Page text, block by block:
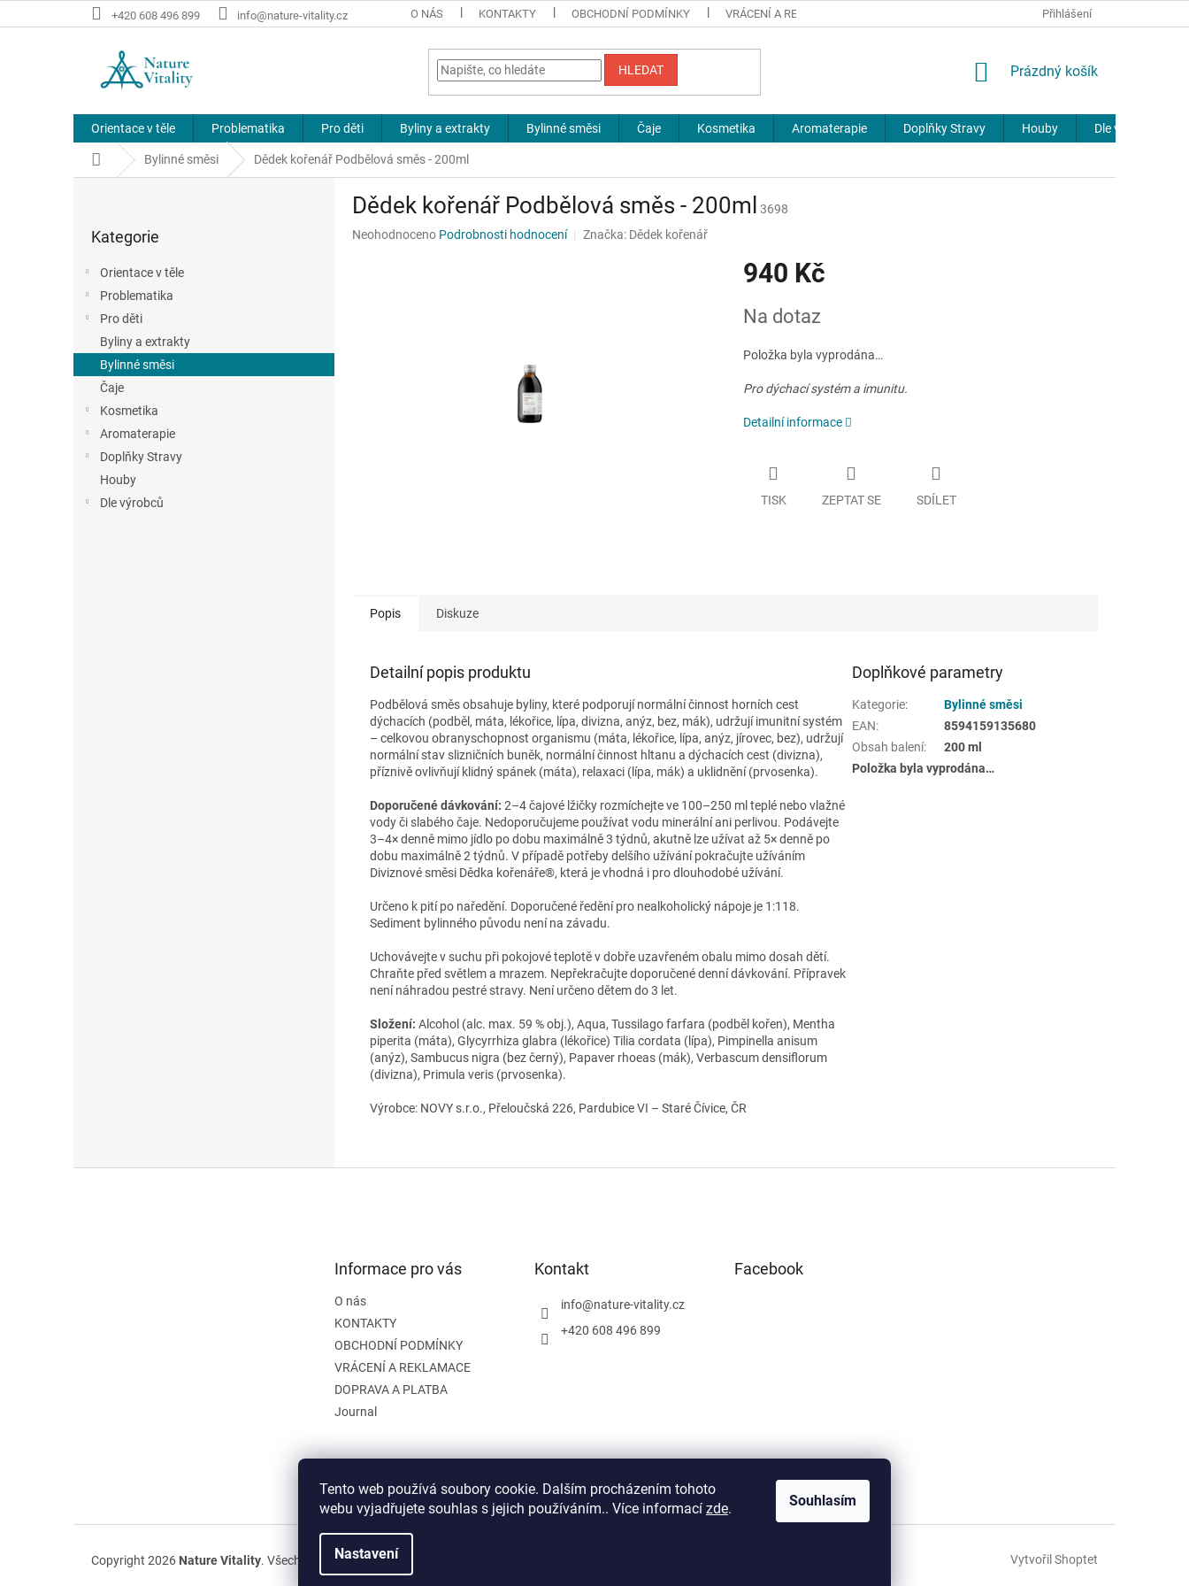
Tento web používá soubory cookie. Dalším procházením tohoto
webu vyjadřujete souhlas s jejich používáním.. Více informací zde.
Nastavení
Souhlasím
na
+420 608 496 899 info@nature-vitality.cz O NÁS KONTAKTY OBCHODNÍ PODMÍNKY VRÁCENÍ A REKLAMACE JOURNAL
Přihlášení
HLEDAT
NÁKUPNÍ
Prázdný košík
Orientace v těle Problematika Pro děti Byliny a extrakty Bylinné směsi Čaje Kosmetika Aromaterapie Doplňky Stravy Houby Dle výrobců
Domů Bylinné směsi Dědek kořenář Podbělová směs - 200ml
a
kategorie
Kategorie
Orientace v těle
Problematika
Pro děti
Byliny a extrakty
Bylinné směsi
Čaje
Kosmetika
Aromaterapie
Doplňky Stravy
Houby
Dle výrobců
Dědek kořenář Podbělová směs - 200ml
3698
Průměrné
Neohodnoceno Podrobnosti hodnocení Značka: Dědek kořenář
940 Kč
cena:
Na dotaz
Položka byla vyprodána…
Pro dýchací systém a imunitu.
Detailní informace
TISK ZEPTAT SE SDÍLET
Popis Diskuze
Detailní popis produktu
Podbělová směs obsahuje byliny, které podporují normální činnost horních cest
dýchacích (podběl, máta, lékořice, lípa, divizna, anýz, bez, mák), udržují imunitní systém
– celkovou obranyschopnost organismu (máta, lékořice, lípa, anýz, jírovec, bez), udržují
normální stav slizničních buněk, normální činnost hltanu a dýchacích cest (divizna),
příznivě ovlivňují klidný spánek (máta), relaxaci (lípa, mák) a uklidnění (prvosenka).
Doporučené dávkování: 2–4 čajové lžičky rozmíchejte ve 100–250 ml teplé nebo vlažné
vody či slabého čaje. Nedoporučujeme používat vodu minerální ani perlivou. Podávejte
3–4× denně mimo jídlo po dobu maximálně 3 týdnů, akutně lze užívat až 5× denně po
dobu maximálně 2 týdnů. V případě potřeby delšího užívání pokračujte užíváním
Diviznové směsi Dědka kořenáře®, která je vhodná i pro dlouhodobé užívání.
Určeno k pití po naředění. Doporučené ředění pro nealkoholický nápoje je 1:118.
Sediment bylinného původu není na závadu.
Uchovávejte v suchu při pokojové teplotě v dobře uzavřeném obalu mimo dosah dětí.
Chraňte před světlem a mrazem. Nepřekračujte doporučené denní dávkování. Přípravek
není náhradou pestré stravy. Není určeno dětem do 3 let.
Složení: Alcohol (alc. max. 59 % obj.), Aqua, Tussilago farfara (podběl kořen), Mentha
piperita (máta), Glycyrrhiza glabra (lékořice) Tilia cordata (lípa), Pimpinella anisum
(anýz), Sambucus nigra (bez černý), Papaver rhoeas (mák), Verbascum densiflorum
(divizna), Primula veris (prvosenka).
Výrobce: NOVY s.r.o., Přeloučská 226, Pardubice VI – Staré Čívice, ČR
Doplňkové parametry
Kategorie:
Bylinné směsi
EAN:
8594159135680
Obsah balení:
200 ml
Položka byla vyprodána…
Informace pro vás
O nás
KONTAKTY
OBCHODNÍ PODMÍNKY
VRÁCENÍ A REKLAMACE
DOPRAVA A PLATBA
Journal
Kontakt
info@nature-vitality.cz
+420 608 496 899
Facebook
Instagram Facebook
Vytvořil Shoptet
Copyright 2026 Nature Vitality. Všechna práva vyhrazena.